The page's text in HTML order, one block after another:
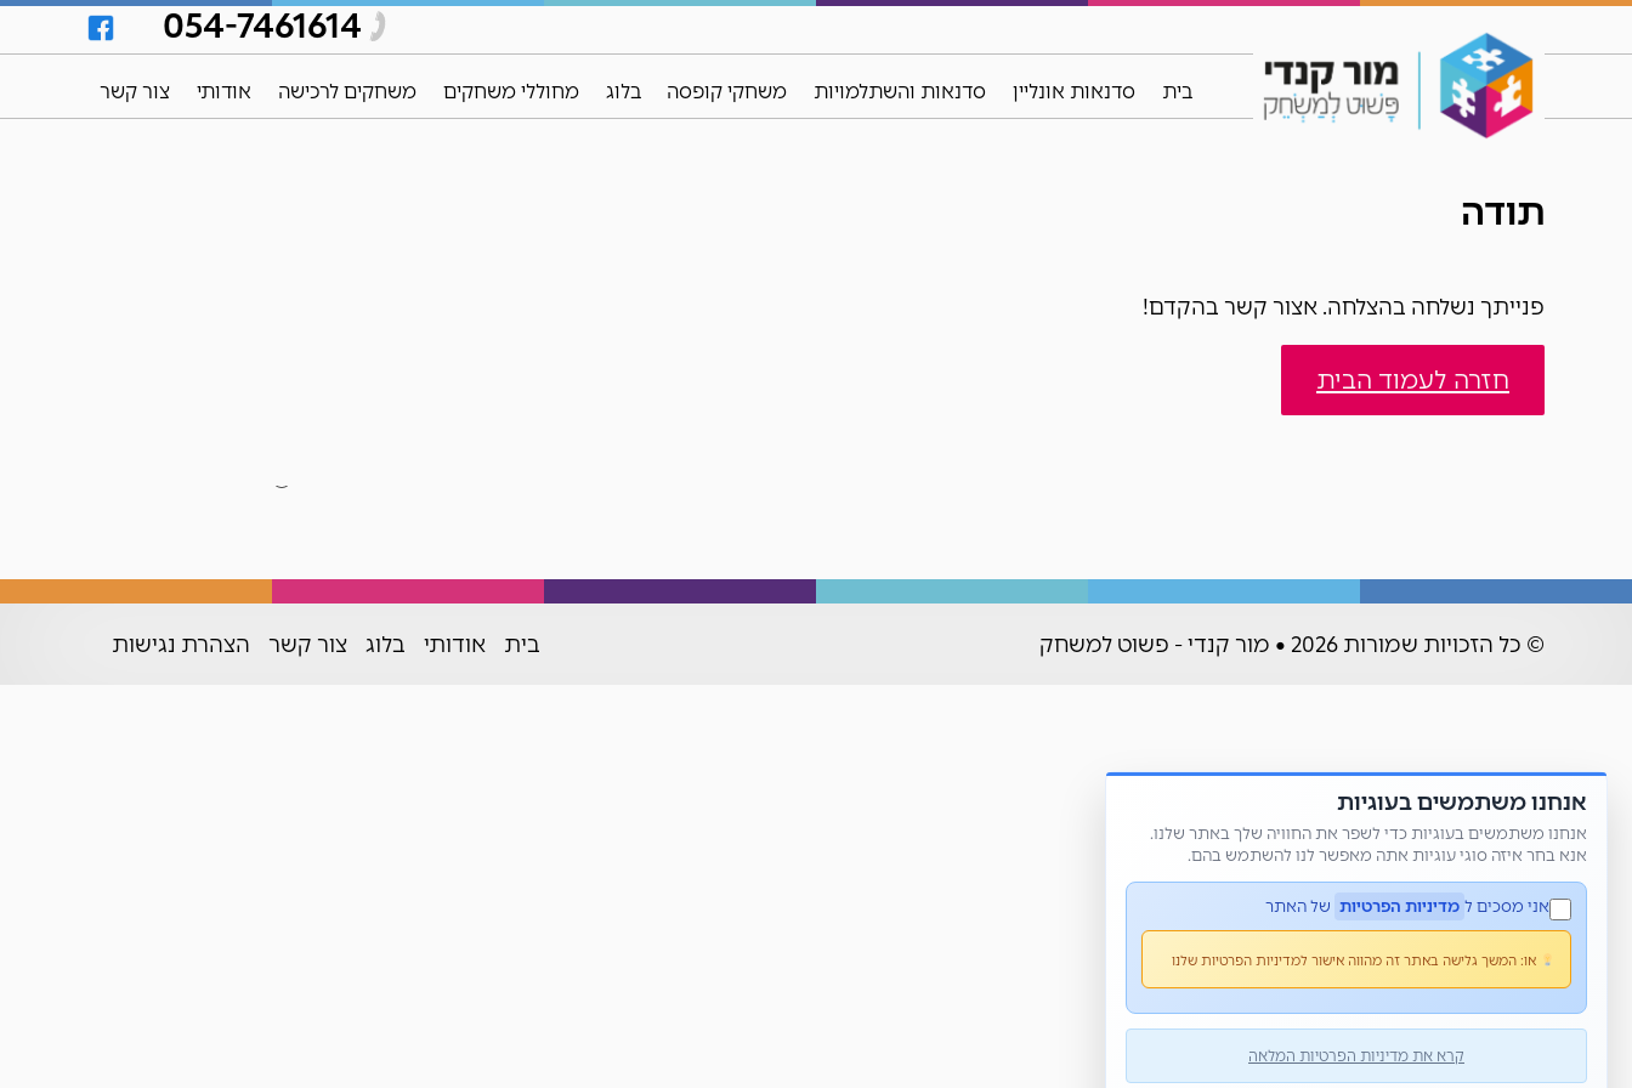
054-7461614
בית סדנאות אונליין סדנאות והשתלמויות משחקי קופסה בלוג מחוללי משחקים משחקים לרכישה אודותי צור קשר
תודה
פנייתך נשלחה בהצלחה. אצור קשר בהקדם!
חזרה לעמוד הבית
© כל הזכויות שמורות 2026 • מור קנדי - פשוט למשחק בית אודותי בלוג צור קשר הצהרת נגישות
אנחנו משתמשים בעוגיות
אנחנו משתמשים בעוגיות כדי לשפר את החוויה שלך באתר שלנו.
אנא בחר איזה סוגי עוגיות אתה מאפשר לנו להשתמש בהם.
אני מסכים ל מדיניות הפרטיות של האתר
או:המשך גלישה באתר זה מהווה אישור למדיניות הפרטיות שלנו
קרא את מדיניות הפרטיות המלאה